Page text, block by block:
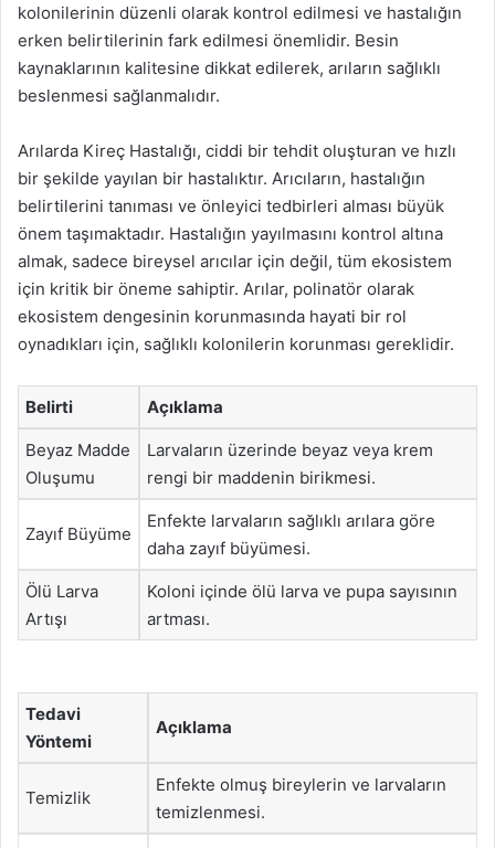
kolonilerinin düzenli olarak kontrol edilmesi ve hastalığın
erken belirtilerinin fark edilmesi önemlidir. Besin
kaynaklarının kalitesine dikkat edilerek, arıların sağlıklı
beslenmesi sağlanmalıdır.
Arılarda Kireç Hastalığı, ciddi bir tehdit oluşturan ve hızlı
bir şekilde yayılan bir hastalıktır. Arıcıların, hastalığın
belirtilerini tanıması ve önleyici tedbirleri alması büyük
önem taşımaktadır. Hastalığın yayılmasını kontrol altına
almak, sadece bireysel arıcılar için değil, tüm ekosistem
için kritik bir öneme sahiptir. Arılar, polinatör olarak
ekosistem dengesinin korunmasında hayati bir rol
oynadıkları için, sağlıklı kolonilerin korunması gereklidir.
Belirti Açıklama
Beyaz Madde
Oluşumu
Larvaların üzerinde beyaz veya krem
rengi bir maddenin birikmesi.
Zayıf Büyüme
Enfekte larvaların sağlıklı arılara göre
daha zayıf büyümesi.
Ölü Larva
Artışı
Koloni içinde ölü larva ve pupa sayısının
artması.
Tedavi
Yöntemi
Açıklama
Temizlik
Enfekte olmuş bireylerin ve larvaların
temizlenmesi.